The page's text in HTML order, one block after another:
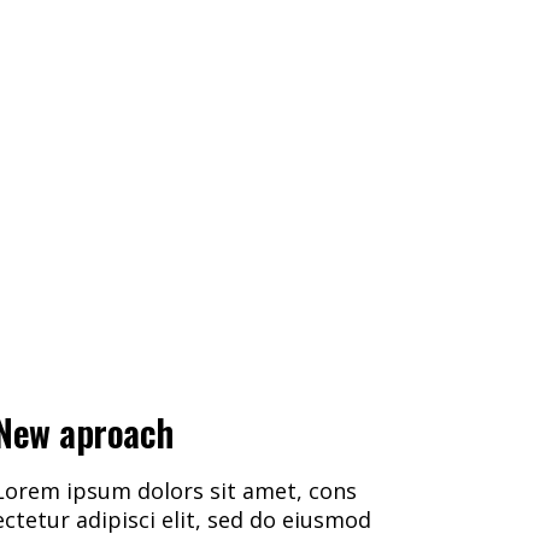
aproach
ipsum dolors sit amet, cons
adipisci elit, sed do eiusmod